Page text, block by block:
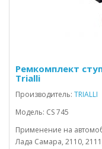
Ремкомплект
Trialli
Производитель: TRIALLI
Модель: CS 745
Применение на
Лада Самара, 2110,